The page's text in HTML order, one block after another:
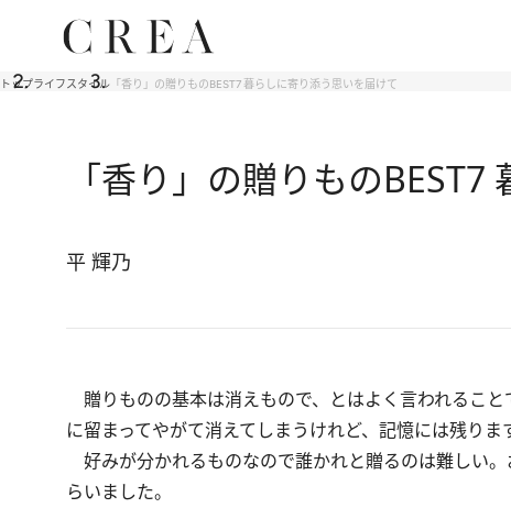
トップライフスタイル 「香り」の贈りものBEST7 暮らしに寄り添う思いを届けて
「香り」の贈りもの
平 輝乃
贈りものの基本は消えもので、とはよく言われるこ
に留まってやがて消えてしまうけれど、記憶には残りま
好みが分かれるものなので誰かれと贈るのは難しい
らいました。